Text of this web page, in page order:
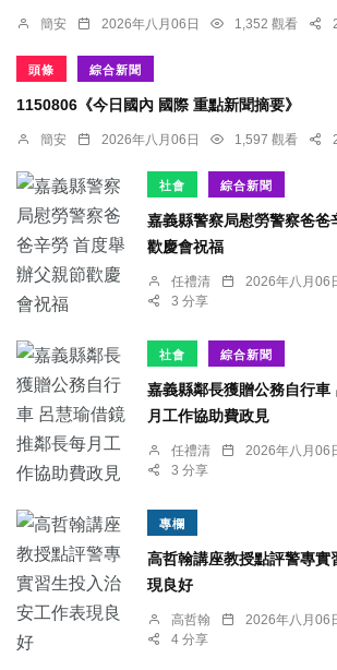
簡安 2026年八月06日 1,352 觀看
頭條 綜合新聞
1150806《今日國內 國際 重點新聞摘要》
簡安 2026年八月06日 1,597 觀看
社會 綜合新聞
嘉義縣警察局慰勞警察爸爸
歡慶會祝福
任禮清 2026年八月06
3 分享
社會 綜合新聞
嘉義縣鄰長獲贈公務自行車
月工作協助費政見
任禮清 2026年八月06
3 分享
專欄
高哲翰講座教授點評警專實
現良好
高哲翰 2026年八月06
4 分享